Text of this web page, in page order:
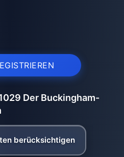
Der Buckingham-
berücksichtigen